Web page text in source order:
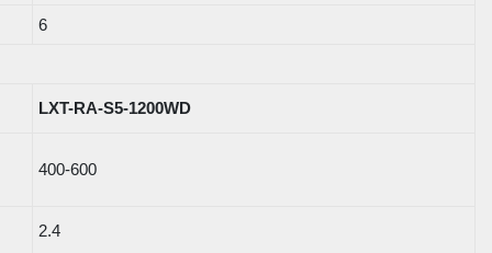
6
LXT-RA-S5-1200WD
400-600
2.4